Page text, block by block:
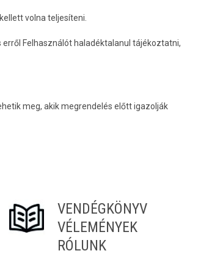
volna teljesíteni.
Felhasználót haladéktalanul tájékoztatni,
meg, akik megrendelés előtt igazolják
VENDÉGKÖNYV
VÉLEMÉNYEK
RÓLUNK